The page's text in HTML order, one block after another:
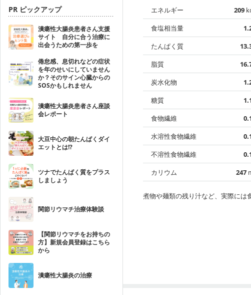
PR ピックアップ
潰瘍性大腸炎患者さん支援
サイト 自分に合う治療に
出会うための第一歩を
倦怠感、息切れなどの症状
を年のせいにしていません
か？そのサイン心臓からの
SOSかもしれません
潰瘍性大腸炎患者さん座談
会レポート
大豆中心の朝たんぱくダイ
エットとは!?
ツナでたんぱく質をプラス
しましょう
関節リウマチ治療体験談
【関節リウマチをお持ちの
方】新規会員登録はこちら
から
潰瘍性大腸炎の治療
エネルギー 209
食塩相当量
たんぱく質
脂質
炭水化物
糖質
食物繊維
水溶性食物繊維
不溶性食物繊維
カリウム
247
煮物や麺類の残り汁など、実際には